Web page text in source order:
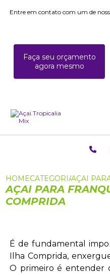
Entre em contato com um de
Faça seu orçamento
agora mesmo
HOMECATEGORIASAÇAI
AÇAI PARA
COMPRIDA
É de fundamental
Ilha Comprida,
O primeiro é entender